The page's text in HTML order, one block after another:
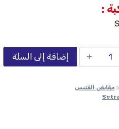
:
إضافة إلى السلة
مقابض الفتيس